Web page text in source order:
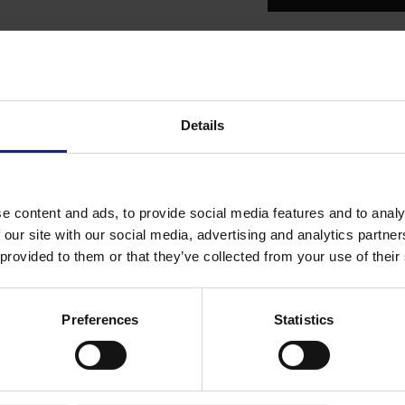
Details
content and ads, to provide social media features and to
site with our social media, advertising and analytics
to them or that they’ve collected from your use of
Preferences Statistics
- Largo Belotti -
OPERA A QUATTRO